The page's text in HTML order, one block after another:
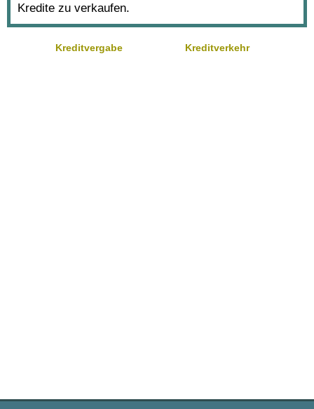
Kredite zu verkaufen.
Kreditvergabe Kreditverkehr